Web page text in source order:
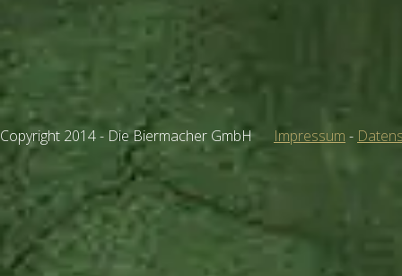
Copyright 2014 - Die Biermacher GmbH Impressum -